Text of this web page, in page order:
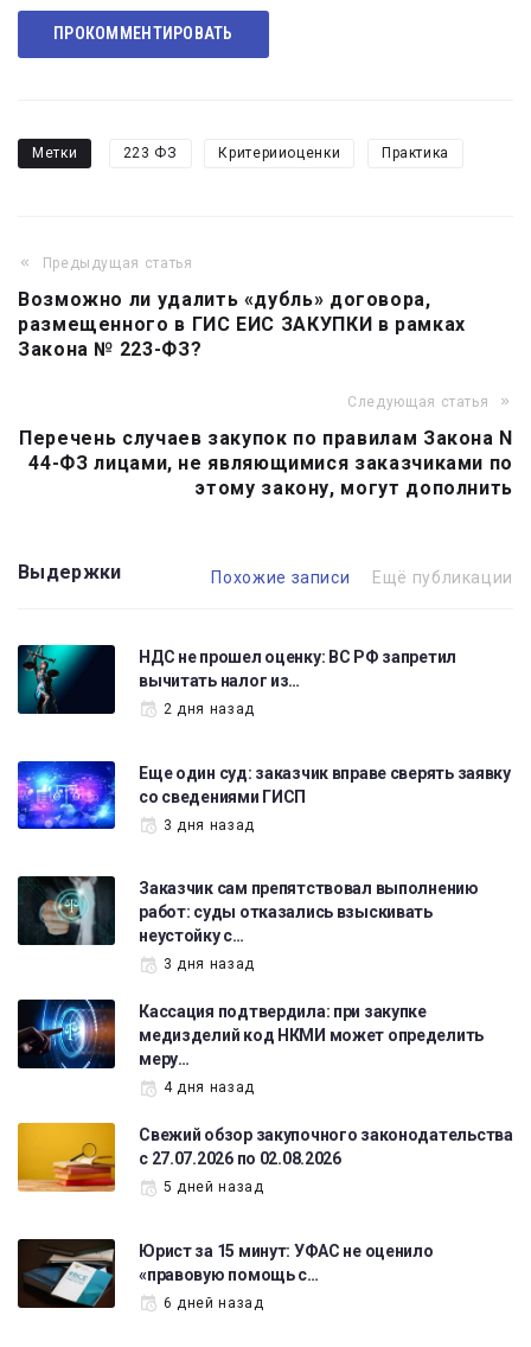
Telegram
ПРОКОММЕНТИРОВАТЬ
Метки 223 ФЗ Критерииоценки Практика
Навигация
по
записям
Предыдущая статья
Возможно ли удалить «дубль» договора,
размещенного в ГИС ЕИС ЗАКУПКИ в рамках
Закона № 223-ФЗ?
Следующая статья
Перечень случаев закупок по правилам Закона N
44-ФЗ лицами, не являющимися заказчиками по
этому закону, могут дополнить
Выдержки Похожие записи Ещё публикации
НДС не прошел оценку: ВС РФ запретил
вычитать налог из…
2 дня назад
Еще один суд: заказчик вправе сверять заявку
со сведениями ГИСП
3 дня назад
Заказчик сам препятствовал выполнению
работ: суды отказались взыскивать
неустойку с…
3 дня назад
Кассация подтвердила: при закупке
медизделий код НКМИ может определить
меру…
4 дня назад
Свежий обзор закупочного законодательства
с 27.07.2026 по 02.08.2026
5 дней назад
Юрист за 15 минут: УФАС не оценило
«правовую помощь с…
6 дней назад